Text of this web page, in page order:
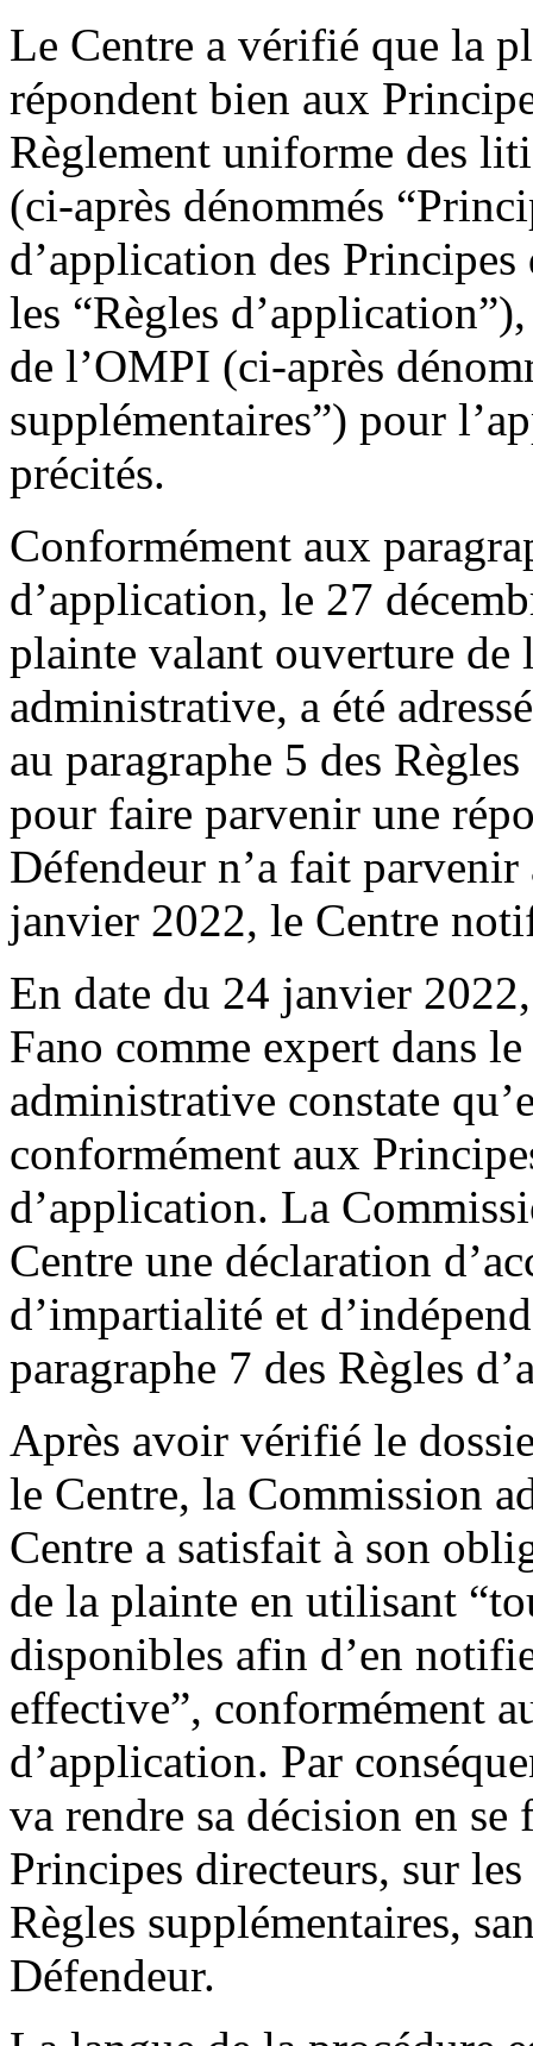
Le Centre a vérifié que la
répondent bien aux
Règlement uniforme des
(ci-après dénommés
d’application des
les “Règles
de l’OMPI (ci-après
supplémentaires”) pour
précités.
Conformément aux
d’application, le 27
plainte valant ouverture de
administrative, a été
au paragraphe 5 des
pour faire parvenir une
Défendeur n’a fait
janvier 2022, le Centre
En date du 24 janvier
Fano comme expert dans
administrative constate
conformément aux
d’application. La
Centre une déclaration
d’impartialité et
paragraphe 7 des Règles
Après avoir vérifié le
le Centre, la Commission
Centre a satisfait à son
de la plainte en utilisant
disponibles afin d’en
effective”, conformément
d’application. Par
va rendre sa décision en
Principes directeurs, sur
Règles supplémentaires,
Défendeur.